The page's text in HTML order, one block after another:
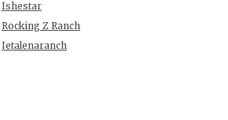
Ishestar
Rocking Z Ranch
Jetalenaranch